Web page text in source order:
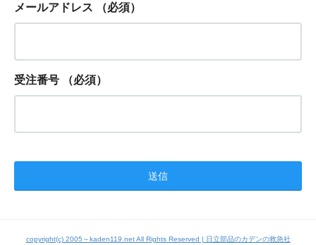
メールアドレス （必須）
受注番号 （必須）
copyright(c) 2005～kaden119.net All Rights Reserved | 日立部品のカデンの救急社